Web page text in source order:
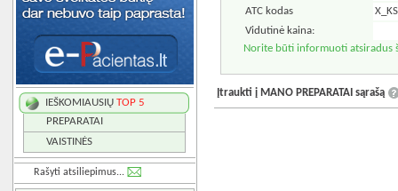
IEŠKOMIAUSIŲ TOP 5
PREPARATAI
VAISTINĖS
Rašyti atsiliepimus...
ATC kodas
Vidutinė kaina:
Norite būti informuoti atsiradus
Įtraukti į MANO PREPARATAI sąrašą